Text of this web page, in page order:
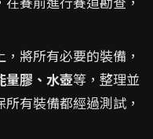
，將所有必要的裝備，
量膠、水壺等，整理並
有裝備都經過測試，